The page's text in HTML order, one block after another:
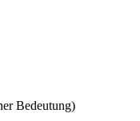
Bedeutung)